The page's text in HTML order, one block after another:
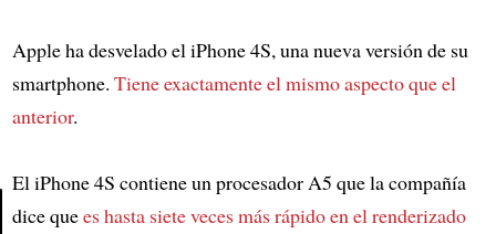
Apple ha desvelado el iPhone 4S, una nueva versión de su
smartphone. Tiene exactamente el mismo aspecto queel
anterior.
El iPhone 4S contiene un procesador A5 que la compañía
dice quees hasta siete veces más rápidoen el renderizado